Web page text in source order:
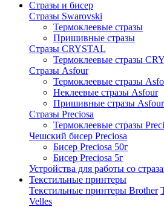
Стразы и бисер
Стразы Swarovski
Термоклеевые стразы
Пришивные стразы
Стразы CRYSTAL
Термоклеевые стразы
Стразы Asfour
Термоклеевые стразы
Неклеевые стразы Asfour
Пришивные стразы
Стразы Preciosa
Термоклеевые стразы
Чешский бисер Preciosa
Бисер Preciosa 50г
Бисер Preciosa 5г
Устройства для работы со
Текстильные принтеры
Текстильные принтеры Brother
Velles